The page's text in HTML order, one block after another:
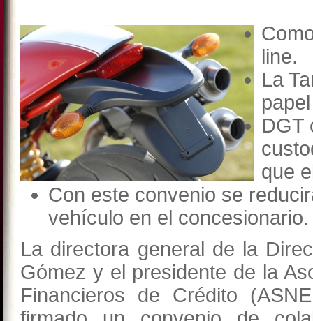
line.
La
DGT
que
Con este convenio se
vehículo en el concesionario.
La directora general de la
Gómez y el presidente de la
Financieros de Crédito